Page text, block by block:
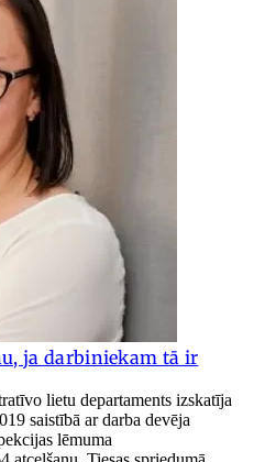
ja darbiniekam tā ir
lietu departaments izskatīja
saistībā ar darba devēja
lēmuma